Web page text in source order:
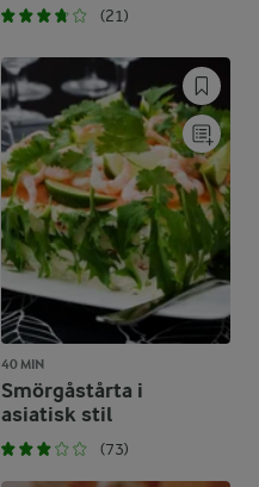
(21)
40 MIN
Smörgåstårta i
asiatisk stil
(73)